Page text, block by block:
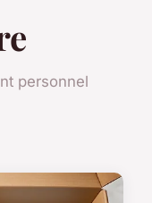
personnel